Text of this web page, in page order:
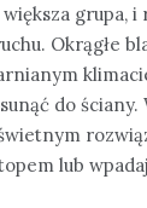
grupa,
Okrągłe
do ściany.
lub